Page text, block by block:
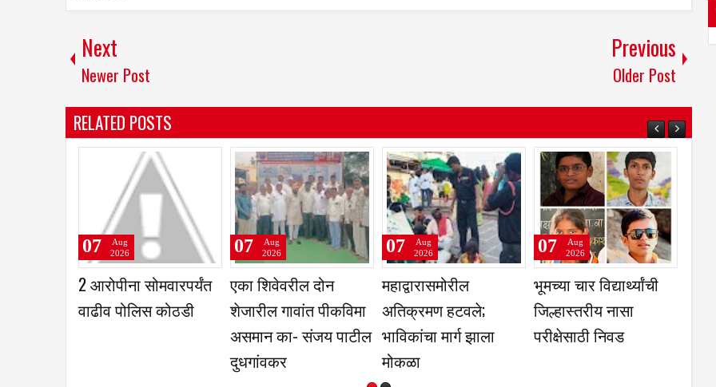
Next
Newer Post
Previous
Older Post
RELATED POSTS
भूमच्या चार विद्यार्थ्यांची
जिल्हास्तरीय नासा
धाराशीव रिपब्लिकन
सेनेच्या जिल्हा बैठकीत
नवीन पदाधिकाऱ्यांची
07
2026
गोपाळवाडी येथे महिला
ग्रामसंघ सभा संपन्न
07
Aug
2026
2 आरोपीना सोमवारपर्यंत
वाढीव पोलिस कोठडी
07
Aug
2026
एका शिवेवरील
शेजारील गावांत
07
Aug
2026